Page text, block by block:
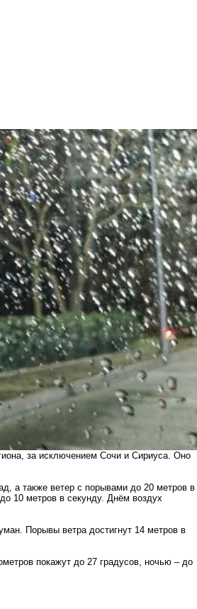
за исключением Сочи и Сириуса. Оно
а также ветер с порывами до 20 метров в
10 метров в секунду. Днём воздух
Порывы ветра достигнут 14 метров в
покажут до 27 градусов, ночью – до